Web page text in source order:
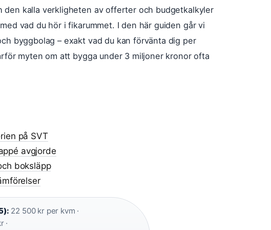
kalla verkligheten av offerter och budgetkalkyler
vad du hör i fikarummet. I den här guiden går vi
byggbolag – exakt vad du kan förvänta dig per
myten om att bygga under 3 miljoner kronor ofta
på SVT
avgjorde
boksläpp
22 500 kr per kvm ·
·